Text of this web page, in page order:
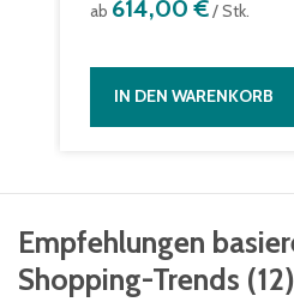
ab 614,00 €/ Stk.
IN DEN WARENKORB
Empfehlungen
Shopping-Trends (12)